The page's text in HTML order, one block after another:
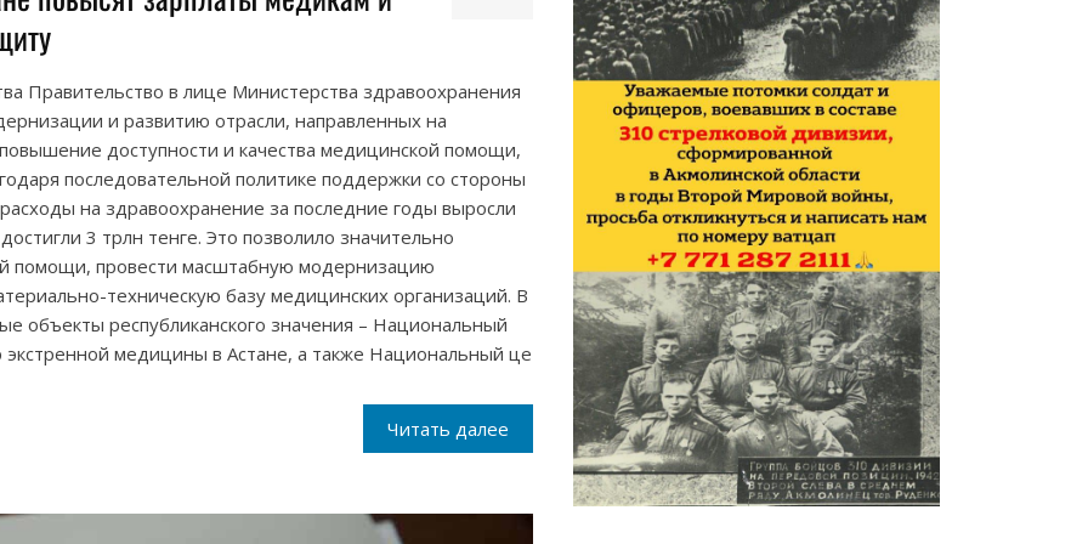
Правительство в лице Министерства здравоохранения
и развитию отрасли, направленных на
доступности и качества медицинской помощи,
последовательной политике поддержки со стороны
на здравоохранение за последние годы выросли
3 трлн тенге. Это позволило значительно
помощи, провести масштабную модернизацию
техническую базу медицинских организаций. В
объекты республиканского значения – Национальный
экстренной медицины в Астане, а также Национальный це
Читать далее